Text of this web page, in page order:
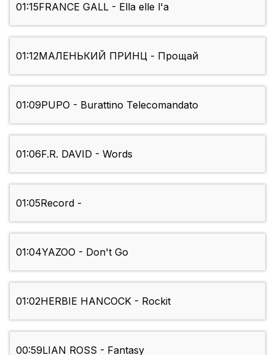
01:15FRANCE GALL - Ella elle l'a
01:12МАЛЕНЬКИЙ ПРИНЦ - Прощай
01:09PUPO - Burattino Telecomandato
01:06F.R. DAVID - Words
01:05Record -
01:04YAZOO - Don't Go
01:02HERBIE HANCOCK - Rockit
00:59LIAN ROSS - Fantasy